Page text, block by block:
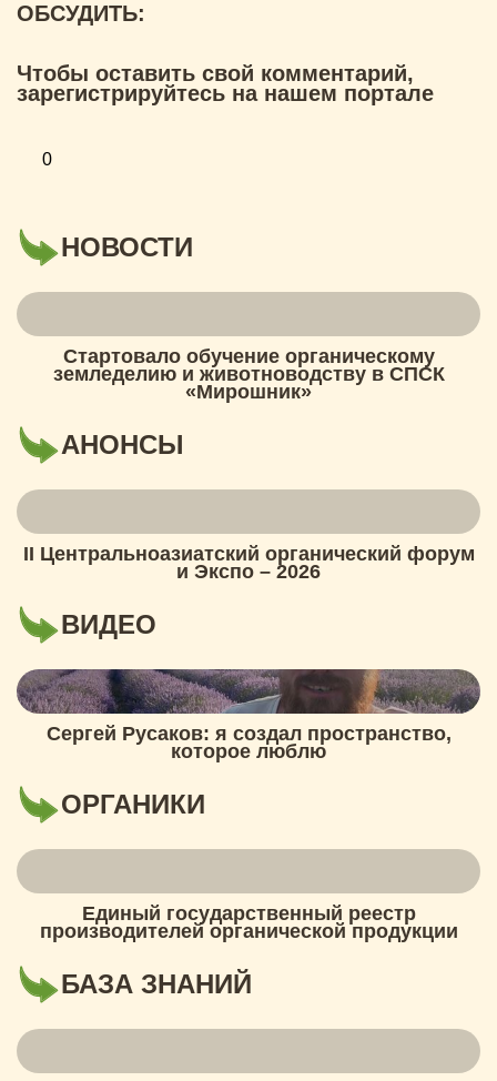
ОБСУДИТЬ:
Чтобы оставить свой комментарий,
зарегистрируйтесь на нашем портале
0
НОВОСТИ
Стартовало обучение органическому
земледелию и животноводству в СПСК
«Мирошник»
АНОНСЫ
II Центральноазиатский органический форум
и Экспо – 2026
ВИДЕО
Сергей Русаков: я создал пространство,
которое люблю
ОРГАНИКИ
Единый государственный реестр
производителей органической продукции
БАЗА ЗНАНИЙ